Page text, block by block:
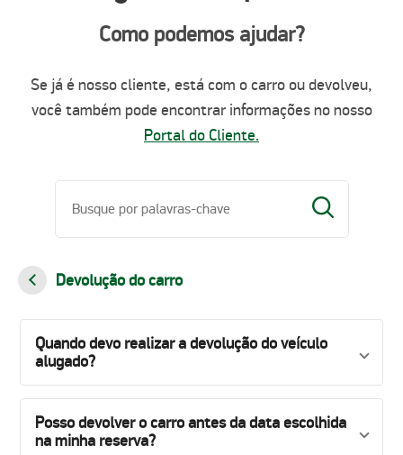
Como podemos ajudar?
Se já é nosso cliente, está com o carro ou devolveu,
você também pode encontrar informações no nosso
Portal do Cliente.
Devolução do carro
Quando devo realizar a devolução do veículo
alugado?
Posso devolver o carro antes da data escolhida
na minha reserva?